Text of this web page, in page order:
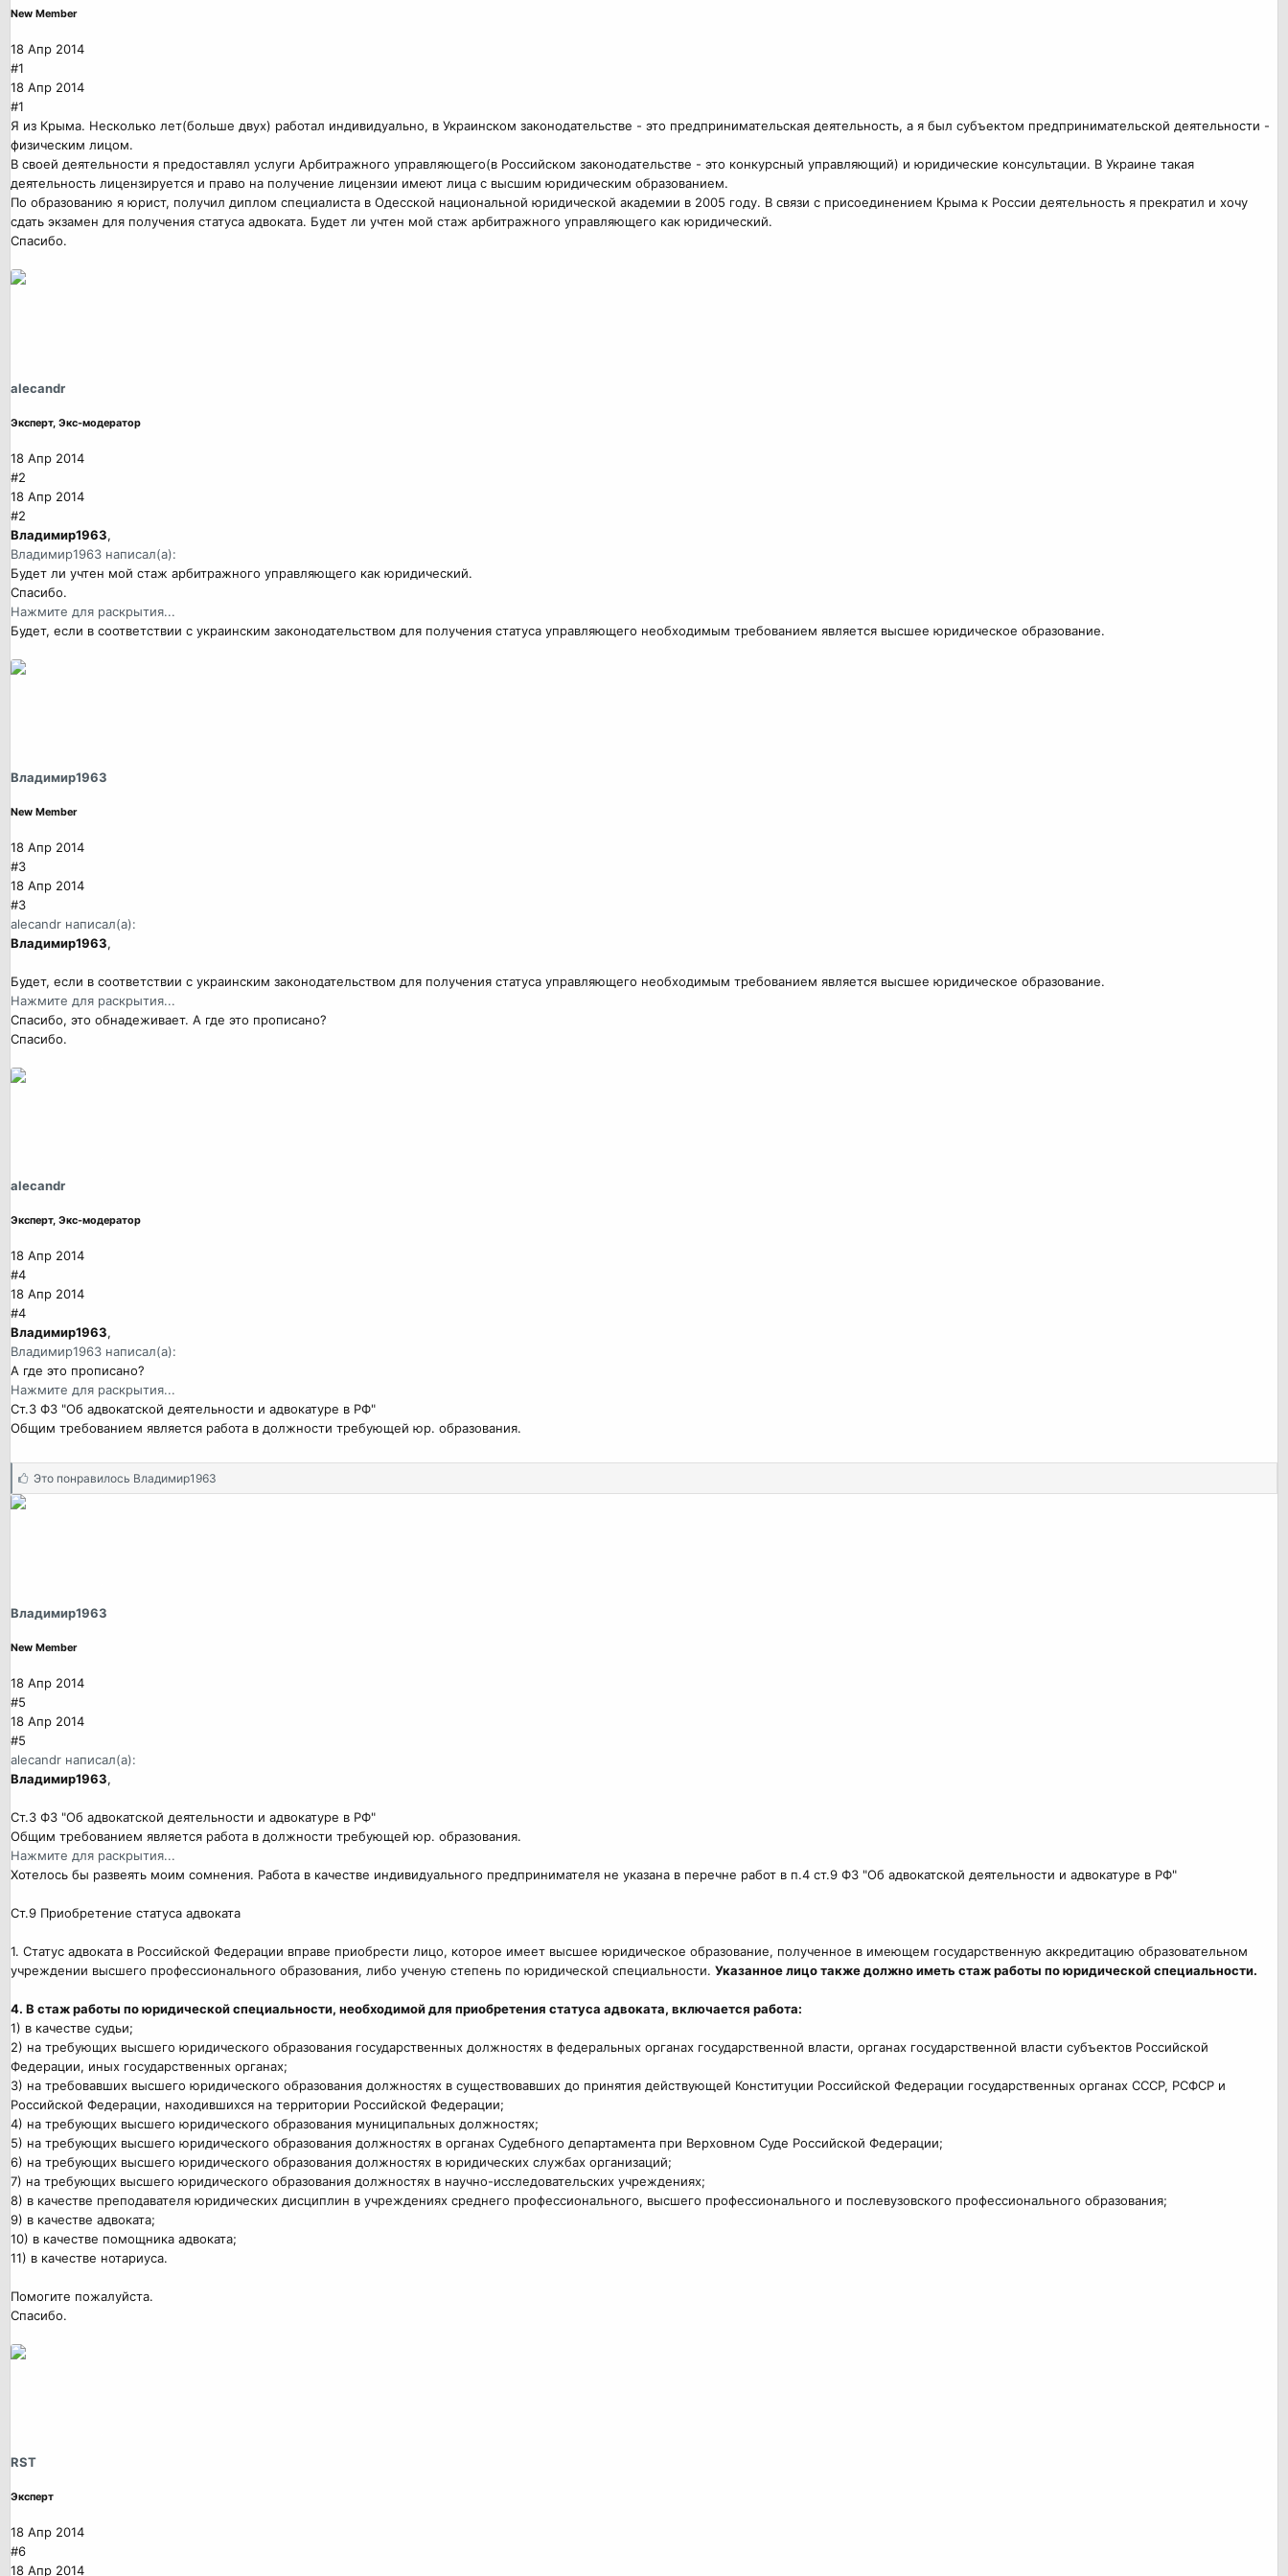
New Member
18 Апр 2014
#1
18 Апр 2014
#1
Я из Крыма. Несколько лет(больше двух) работал индивидуально, в Украинском законодательстве - это предпринимательская деятельность, а я был субъектом предпринимательской деятельности -
физическим лицом.
В своей деятельности я предоставлял услуги Арбитражного управляющего(в Российском законодательстве - это конкурсный управляющий) и юридические консультации. В Украине такая
деятельность лицензируется и право на получение лицензии имеют лица с высшим юридическим образованием.
По образованию я юрист, получил диплом специалиста в Одесской национальной юридической академии в 2005 году. В связи с присоединением Крыма к России деятельность я прекратил и хочу
сдать экзамен для получения статуса адвоката. Будет ли учтен мой стаж арбитражного управляющего как юридический.
Спасибо.
alecandr
Эксперт, Экс-модератор
18 Апр 2014
#2
18 Апр 2014
#2
Владимир1963,
Владимир1963 написал(а):
Будет ли учтен мой стаж арбитражного управляющего как юридический.
Спасибо.
Нажмите для раскрытия...
Будет, если в соответствии с украинским законодательством для получения статуса управляющего необходимым требованием является высшее юридическое образование.
Владимир1963
New Member
18 Апр 2014
#3
18 Апр 2014
#3
alecandr написал(а):
Владимир1963,
Будет, если в соответствии с украинским законодательством для получения статуса управляющего необходимым требованием является высшее юридическое образование.
Нажмите для раскрытия...
Спасибо, это обнадеживает. А где это прописано?
Спасибо.
alecandr
Эксперт, Экс-модератор
18 Апр 2014
#4
18 Апр 2014
#4
Владимир1963,
Владимир1963 написал(а):
А где это прописано?
Нажмите для раскрытия...
Ст.3 ФЗ "Об адвокатской деятельности и адвокатуре в РФ"
Общим требованием является работа в должности требующей юр. образования.
С
и
:
Это понравилось Владимир1963
Владимир1963
New Member
18 Апр 2014
#5
18 Апр 2014
#5
alecandr написал(а):
Владимир1963,
Ст.3 ФЗ "Об адвокатской деятельности и адвокатуре в РФ"
Общим требованием является работа в должности требующей юр. образования.
Нажмите для раскрытия...
Хотелось бы развеять моим сомнения. Работа в качестве индивидуального предпринимателя не указана в перечне работ в п.4 ст.9 ФЗ "Об адвокатской деятельности и адвокатуре в РФ"
Ст.9 Приобретение статуса адвоката
1. Статус адвоката в Российской Федерации вправе приобрести лицо, которое имеет высшее юридическое образование, полученное в имеющем государственную аккредитацию образовательном
учреждении высшего профессионального образования, либо ученую степень по юридической специальности. Указанное лицо также должно иметь стаж работы по юридической специальности.
4. В стаж работы по юридической специальности, необходимой для приобретения статуса адвоката, включается работа:
1) в качестве судьи;
2) на требующих высшего юридического образования государственных должностях в федеральных органах государственной власти, органах государственной власти субъектов Российской
Федерации, иных государственных органах;
3) на требовавших высшего юридического образования должностях в существовавших до принятия действующей Конституции Российской Федерации государственных органах СССР, РСФСР и
Российской Федерации, находившихся на территории Российской Федерации;
4) на требующих высшего юридического образования муниципальных должностях;
5) на требующих высшего юридического образования должностях в органах Судебного департамента при Верховном Суде Российской Федерации;
6) на требующих высшего юридического образования должностях в юридических службах организаций;
7) на требующих высшего юридического образования должностях в научно-исследовательских учреждениях;
8) в качестве преподавателя юридических дисциплин в учреждениях среднего профессионального, высшего профессионального и послевузовского профессионального образования;
9) в качестве адвоката;
10) в качестве помощника адвоката;
11) в качестве нотариуса.
Помогите пожалуйста.
Спасибо.
RST
Эксперт
18 Апр 2014
#6
18 Апр 2014